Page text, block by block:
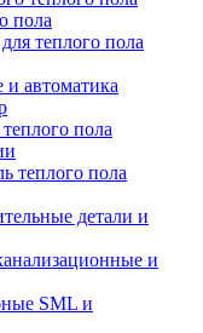
пола
теплого пола
автоматика
пола
теплого пола
детали и
и
SML и